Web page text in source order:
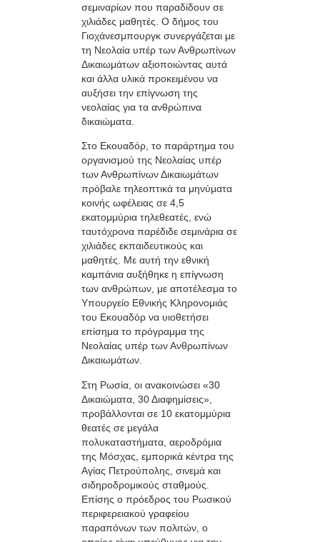
σεμιναρίων που παραδίδουν σε
χιλιάδες μαθητές. Ο δήμος του
Γιοχάνεσμπουργκ συνεργάζεται με
τη Νεολαία υπέρ των Ανθρωπίνων
Δικαιωμάτων αξιοποιώντας αυτά
και άλλα υλικά προκειμένου να
αυξήσει την επίγνωση της
νεολαίας για τα ανθρώπινα
δικαιώματα.
Στο Εκουαδόρ, το παράρτημα του
οργανισμού της Νεολαίας υπέρ
των Ανθρωπίνων Δικαιωμάτων
πρόβαλε τηλεοπτικά τα μηνύματα
κοινής ωφέλειας σε 4,5
εκατομμύρια τηλεθεατές, ενώ
ταυτόχρονα παρέδιδε σεμινάρια σε
χιλιάδες εκπαιδευτικούς και
μαθητές. Με αυτή την εθνική
καμπάνια αυξήθηκε η επίγνωση
των ανθρώπων, με αποτέλεσμα το
Υπουργείο Εθνικής Κληρονομιάς
του Εκουαδόρ να υιοθετήσει
επίσημα το πρόγραμμα της
Νεολαίας υπέρ των Ανθρωπίνων
Δικαιωμάτων.
Στη Ρωσία, οι ανακοινώσει «30
Δικαιώματα, 30 Διαφημίσεις»,
προβάλλονται σε 10 εκατομμύρια
θεατές σε μεγάλα
πολυκαταστήματα, αεροδρόμια
της Μόσχας, εμπορικά κέντρα της
Αγίας Πετρούπολης, σινεμά και
σιδηροδρομικούς σταθμούς.
Επίσης ο πρόεδρος του Ρωσικού
περιφερειακού γραφείου
παραπόνων των πολιτών, ο